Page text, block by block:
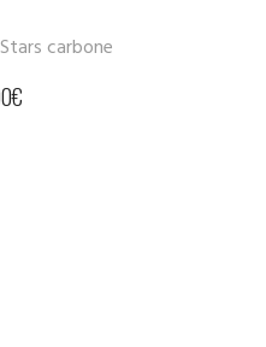
carbone
€